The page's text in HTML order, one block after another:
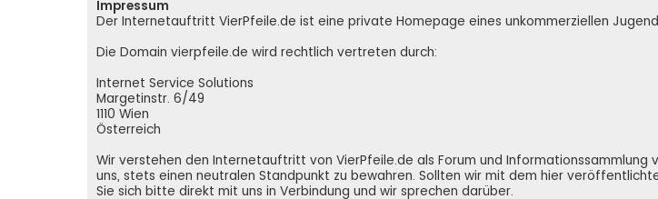
Impressum
Der Internetauftritt VierPfeile.de ist eine private Homepage eines unkommerziellen
Die Domain vierpfeile.de wird rechtlich vertreten durch:
Internet Service Solutions
Margetinstr. 6/49
1110 Wien
Österreich
Wir verstehen den Internetauftritt von VierPfeile.de als Forum und Informationssammlung
uns, stets einen neutralen Standpunkt zu bewahren. Sollten wir mit dem hier
Sie sich bitte direkt mit uns in Verbindung und wir sprechen darüber.